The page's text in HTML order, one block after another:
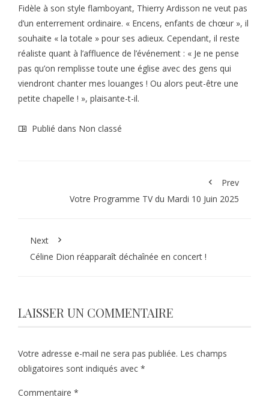
Fidèle à son style flamboyant, Thierry Ardisson ne veut pas
d’un enterrement ordinaire. « Encens, enfants de chœur », il
souhaite « la totale » pour ses adieux. Cependant, il reste
réaliste quant à l’affluence de l’événement : « Je ne pense
pas qu’on remplisse toute une église avec des gens qui
viendront chanter mes louanges ! Ou alors peut-être une
petite chapelle ! », plaisante-t-il.
Publié dans Non classé
Prev
Votre Programme TV du Mardi 10 Juin 2025
Next
Céline Dion réapparaît déchaînée en concert !
LAISSER UN COMMENTAIRE
Votre adresse e-mail ne sera pas publiée. Les champs
obligatoires sont indiqués avec *
Commentaire *